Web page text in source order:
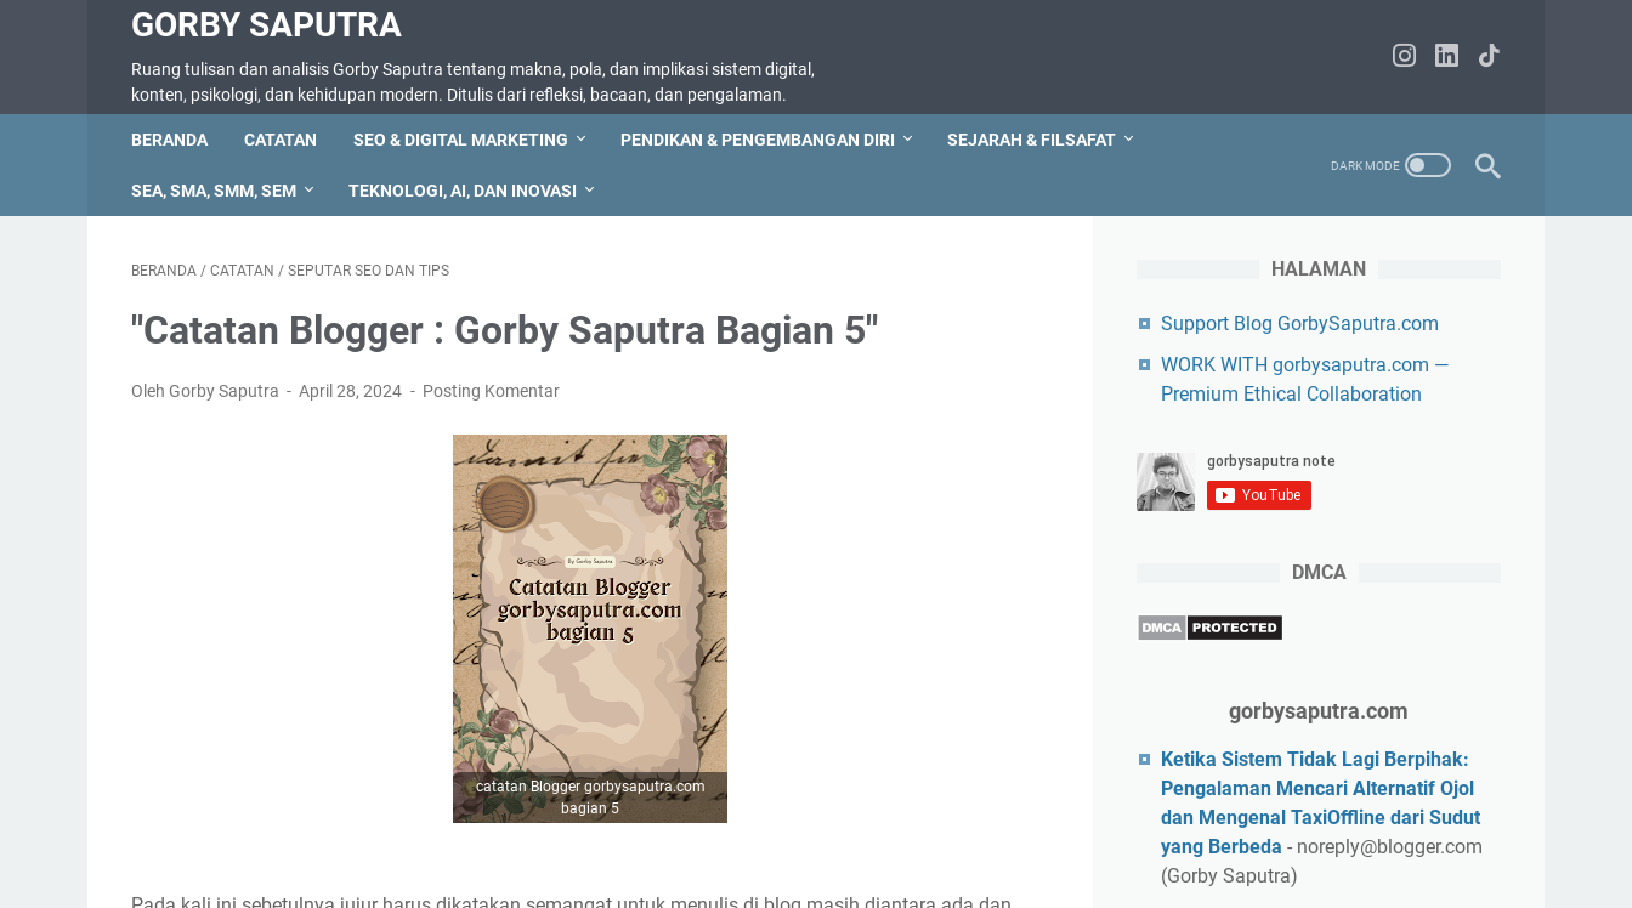
GORBY SAPUTRA
Ruang tulisan dan analisis Gorby Saputra tentang makna, pola, dan implikasi sistem digital,
konten, psikologi, dan kehidupan modern. Ditulis dari refleksi, bacaan, dan pengalaman.
BERANDA CATATAN SEO & DIGITAL MARKETING PENDIKAN & PENGEMBANGAN DIRI SEJARAH & FILSAFAT
SEA, SMA, SMM, SEM TEKNOLOGI, AI, DAN INOVASI
BERANDA / CATATAN / SEPUTAR SEO DAN TIPS
"Catatan Blogger : Gorby Saputra Bagian 5"
Oleh Gorby Saputra April 28, 2024 Posting Komentar
catatan Blogger gorbysaputra.com
bagian 5
HALAMAN
Support Blog GorbySaputra.com
WORK WITH gorbysaputra.com —
Premium Ethical Collaboration
DMCA
gorbysaputra.com
Ketika Sistem Tidak Lagi Berpihak:
Pengalaman Mencari Alternatif Ojol
dan Mengenal TaxiOffline dari Sudut
yang Berbeda - noreply@blogger.com
(Gorby Saputra)